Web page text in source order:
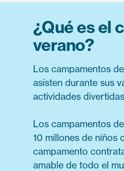
¿Qué es el
verano?
Los campamentos
asisten durante sus
actividades
Los campamentos
10 millones de niños
campamento
amable de todo el